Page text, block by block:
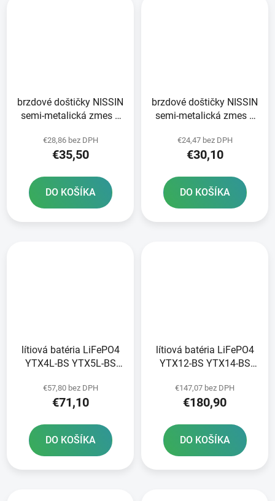
brzdové doštičky NISSIN
semi-metalická zmes 2
€28,86 bez DPH
€35,50
DO KOŠÍKA
brzdové doštičky NISSIN
semi-metalická zmes 2
€24,47 bez DPH
€30,10
DO KOŠÍKA
lítiová batéria LiFePO4
YTX4L-BS YTX5L-BS
3Ah 180A hmotnosť 0
60 kg 107x56x85
€57,80 bez DPH
€71,10
DO KOŠÍKA
lítiová batéria LiFePO4
YTX12-BS YTX14-BS
FULBAT 12V 8Ah 480A
hmotnosť 1 20 kg
€147,07 bez DPH
€180,90
DO KOŠÍKA